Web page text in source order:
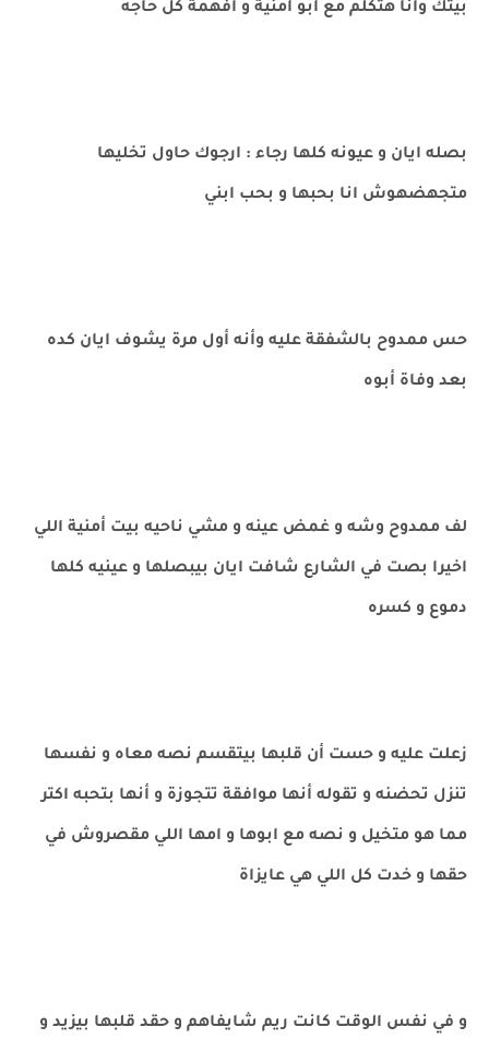
بيتك وانا هتكلم مع أبو أمنية و افهمة كل حاجه
بصله ايان و عيونه كلها رجاء : ارجوك حاول تخليها
متجهضهوش انا بحبها و بحب ابني
حس ممدوح بالشفقة عليه وأنه أول مرة يشوف ايان كده
بعد وفاة أبوه
لف ممدوح وشه و غمض عينه و مشي ناحيه بيت أمنية اللي
اخيرا بصت في الشارع شافت ايان بيبصلها و عينيه كلها
دموع و كسره
زعلت عليه و حست أن قلبها بيتقسم نصه معاه و نفسها
تنزل تحضنه و تقوله أنها موافقة تتجوزة و أنها بتحبه اكتر
مما هو متخيل و نصه مع ابوها و امها اللي مقصروش في
حقها و خدت كل اللي هي عايزاة
و في نفس الوقت كانت ريم شايفاهم و حقد قلبها بيزيد و